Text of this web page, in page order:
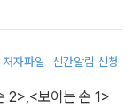
이어스』, 테이트 갤러
.
저자파일 신간알림 신청
2> <보이는 손 1>